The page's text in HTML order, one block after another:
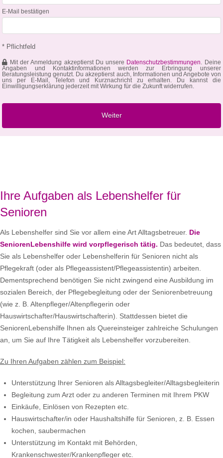
E-Mail bestätigen
* Pflichtfeld
Mit der Anmeldung akzeptierst Du unsere Datenschutzbestimmungen. Deine
Angaben und Kontaktinformationen werden zur Erbringung unserer
Beratungsleistung genutzt. Du akzeptierst auch, Informationen und Angebote von
uns per E-Mail, Telefon und Kurznachricht zu erhalten. Du kannst die
Einwilligungserklärung jederzeit mit Wirkung für die Zukunft widerrufen.
Ihre Aufgaben als Lebenshelfer für
Senioren
Als Lebenshelfer sind Sie vor allem eine Art Alltagsbetreuer. Die
SeniorenLebenshilfe wird vorpflegerisch tätig. Das bedeutet, dass
Sie als Lebenshelfer oder Lebenshelferin für Senioren nicht als
Pflegekraft (oder als Pflegeassistent/Pflegeassistentin) arbeiten.
Dementsprechend benötigen Sie nicht zwingend eine Ausbildung im
sozialen Bereich, der Pflegebegleitung oder der Seniorenbetreuung
(wie z. B. Altenpfleger/Altenpflegerin oder
Hauswirtschafter/Hauswirtschafterin). Stattdessen bietet die
SeniorenLebenshilfe Ihnen als Quereinsteiger zahlreiche Schulungen
an, um Sie auf Ihre Tätigkeit als Lebenshelfer vorzubereiten.
Zu Ihren Aufgaben zählen zum Beispiel:
Unterstützung Ihrer Senioren als Alltagsbegleiter/Alltagsbegleiterin
Begleitung zum Arzt oder zu anderen Terminen mit Ihrem PKW
Einkäufe, Einlösen von Rezepten etc.
Hauswirtschafter/in oder Haushaltshilfe für Senioren, z. B. Essen
kochen, saubermachen
Unterstützung im Kontakt mit Behörden,
Krankenschwester/Krankenpfleger etc.